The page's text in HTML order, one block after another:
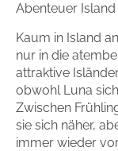
Abenteuer Island
Kaum in Island
nur in die
attraktive
obwohl Luna
Zwischen
sie sich näher,
immer wieder